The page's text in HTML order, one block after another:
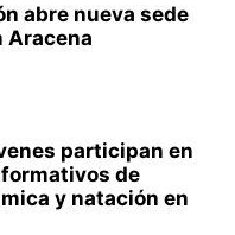
abre nueva sede
Aracena
participan en
de
y natación en